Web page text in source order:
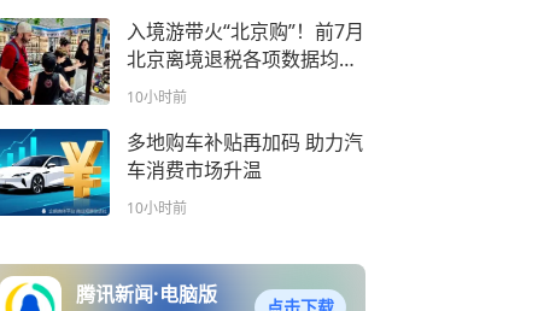
入境游带火“北京购”！前7月
北京离境退税各项数据均创
新高
10小时前
多地购车补贴再加码 助力汽
车消费市场升温
10小时前
腾讯新闻·电脑版